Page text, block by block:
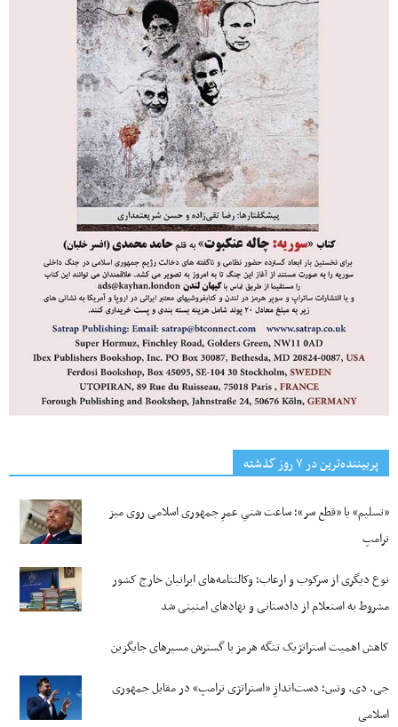
پربیننده‌ترین‌ در ۷ روز گذشته
«تسلیم» یا «قطع سر»؛ ساعت شنیِ عمرِ جمهوری اسلامی روی میز
ترامپ
نوع دیگری از سرکوب و ارعاب؛ وکالتنامه‌های ایرانیان خارج کشور
مشروط به استعلام از دادستانی و نهادهای امنیتی شد
کاهش اهمیت استراتژیک تنگه‌ هرمز با گسترش مسیرهای جایگزین
جی‌. دی. ونس؛ دست‌اندازِ «استراتژی ترامپ» در مقابل جمهوری
اسلامی